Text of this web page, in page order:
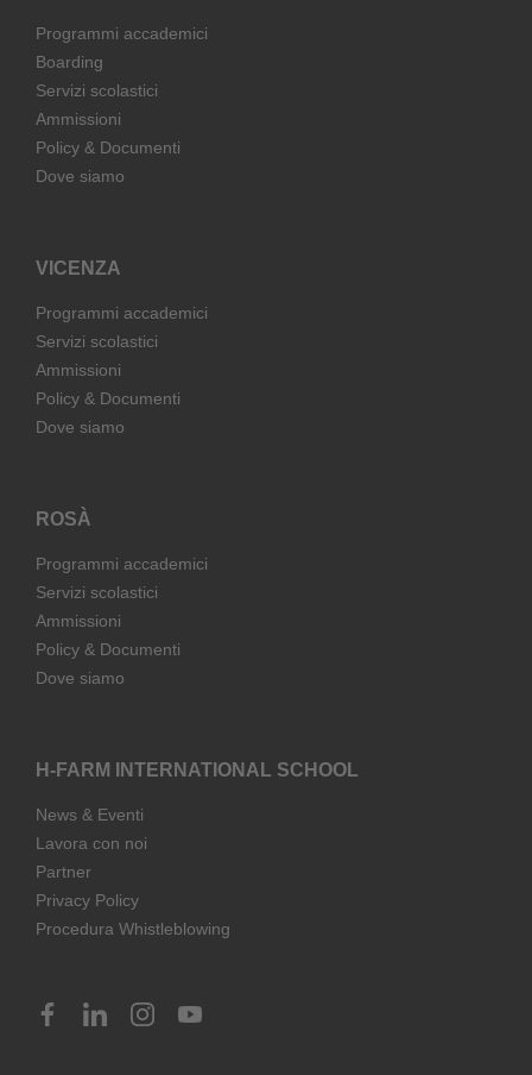
Programmi accademici
Boarding
Servizi scolastici
Ammissioni
Policy & Documenti
Dove siamo
VICENZA
Programmi accademici
Servizi scolastici
Ammissioni
Policy & Documenti
Dove siamo
ROSÀ
Programmi accademici
Servizi scolastici
Ammissioni
Policy & Documenti
Dove siamo
H-FARM INTERNATIONAL SCHOOL
News & Eventi
Lavora con noi
Partner
Privacy Policy
Procedura Whistleblowing